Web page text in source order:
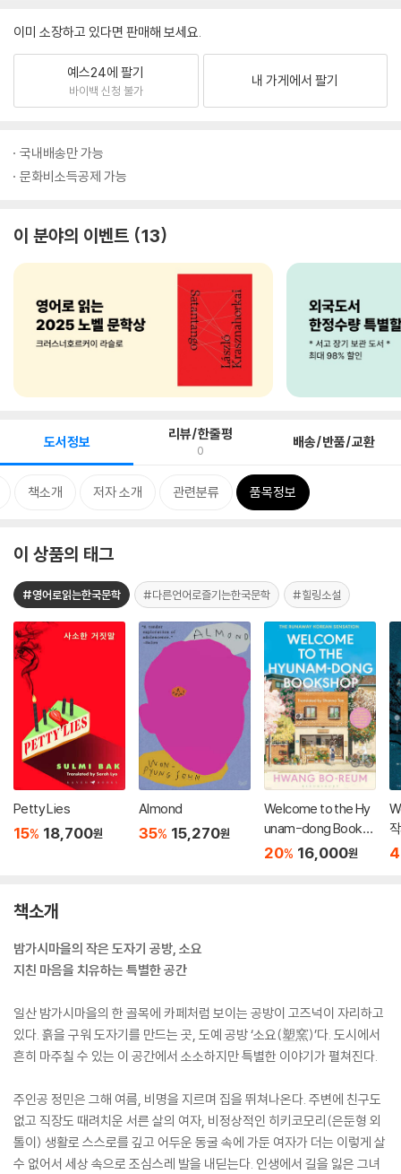
이미 소장하고 있다면 판매해 보세요.
예스24에 팔기
바이백 신청 불가
내 가게에서 팔기
국내배송만 가능
문화비소득공제 가능
이 분야의 이벤트 13
도서정보 리뷰/한줄평
0 배송/반품/교환
책소개 저자 소개 관련분류 품목정보
이 상품의 태그
#영어로읽는한국문학 #다른언어로즐기는한국문학 #힐링소설
Petty Lies
15% 18,700원
Almond
35% 15,270원
Welcome to the Hy
unam-dong Booksh
op
20% 16,000원
책소개
밤가시마을의 작은 도자기 공방, 소요
지친 마음을 치유하는 특별한 공간
일산 밤가시마을의 한 골목에 카페처럼 보이는 공방이 고즈넉이 자리하고
있다. 흙을 구워 도자기를 만드는 곳, 도예 공방 ‘소요(塑窯)’다. 도시에서
흔히 마주칠 수 있는 이 공간에서 소소하지만 특별한 이야기가 펼쳐진다.
주인공 정민은 그해 여름, 비명을 지르며 집을 뛰쳐나온다. 주변에 친구도
없고 직장도 때려치운 서른 살의 여자, 비정상적인 히키코모리(은둔형 외
톨이) 생활로 스스로를 깊고 어두운 동굴 속에 가둔 여자가 더는 이렇게 살
수 없어서 세상 속으로 조심스레 발을 내딛는다. 인생에서 길을 잃은 그녀